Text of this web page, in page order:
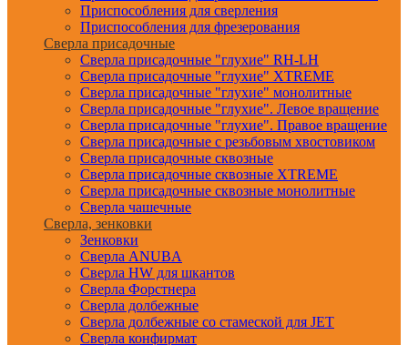
Приспособления для сверления
Приспособления для фрезерования
Сверла присадочные
Сверла присадочные "глухие" RH-LH
Сверла присадочные "глухие" XTREME
Сверла присадочные "глухие" монолитные
Сверла присадочные "глухие". Левое вращение
Сверла присадочные "глухие". Правое вращение
Сверла присадочные с резьбовым хвостовиком
Сверла присадочные сквозные
Сверла присадочные сквозные XTREME
Сверла присадочные сквозные монолитные
Сверла чашечные
Сверла, зенковки
Зенковки
Сверла ANUBA
Сверла HW для шкантов
Сверла Форстнера
Сверла долбежные
Сверла долбежные со стамеской для JET
Сверла конфирмат